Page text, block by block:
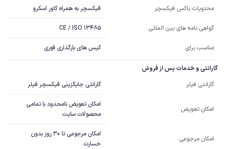
محتویات باکس فیکسچر
فیکسچر به همراه کاور اسکرو
گواهی نامه های بین المللی CE / ISO 13485
مناسب برای کیس های بارگذاری فوری
گارانتی و خدمات پس از فروش
گارانتی فیلر
گارانتی جایگزینی فیکسچر فیلر
امکان تعویض
امکان تعویض نامحدود با تمامی
محصولات سایت
امکان مرجوعی
امکان مرجوعی تا 30 روز بدون
خسارت